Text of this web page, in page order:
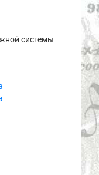
системы